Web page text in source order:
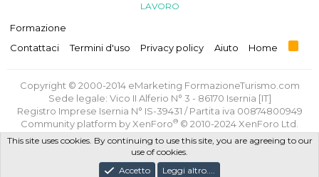
LAVORO
Formazione
Contattaci
Termini d'uso Privacy policy Aiuto Home
R
S
Copyright © 2000-2014 eMarketing FormazioneTurismo.com
Sede legale: Vico II Alferio N° 3 - 86170 Isernia [IT]
Registro Imprese Isernia N° IS-39431 / Partita iva 00874800949
Community platform by XenForo® © 2010-2024 XenForo Ltd.
Traduzione italiana
XenForge.com
Termini e Condizioni d'uso
Progettato e realizzato con amore e sacrifici da
This site uses cookies. By continuing to use this site, you are agreeing to our
use of cookies.
Accetto
Leggi altro....